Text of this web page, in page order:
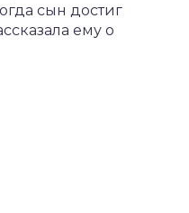
сын достиг
ему о